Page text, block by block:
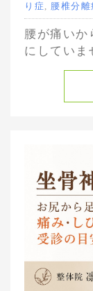
り症 , 腰椎分離
腰が痛いか
にしていま